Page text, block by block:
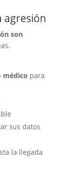
agresión
son
médico para
sus datos
la llegada